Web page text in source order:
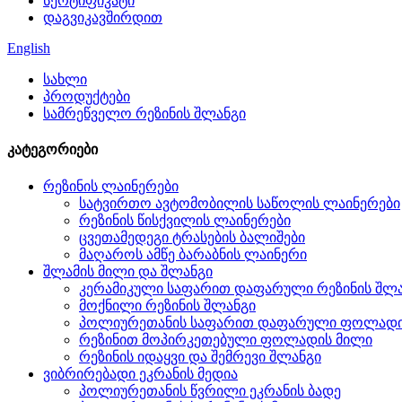
დაგვიკავშირდით
English
სახლი
პროდუქტები
სამრეწველო რეზინის შლანგი
კატეგორიები
რეზინის ლაინერები
სატვირთო ავტომობილის საწოლის ლაინერები
რეზინის წისქვილის ლაინერები
ცვეთამედეგი ტრასების ბალიშები
მაღაროს ამწე ბარაბნის ლაინერი
შლამის მილი და შლანგი
კერამიკული საფარით დაფარული რეზინის
მოქნილი რეზინის შლანგი
პოლიურეთანის საფარით დაფარული
რეზინით მოპირკეთებული ფოლადის მილი
რეზინის იდაყვი და შემრევი შლანგი
ვიბრირებადი ეკრანის მედია
პოლიურეთანის წვრილი ეკრანის ბადე